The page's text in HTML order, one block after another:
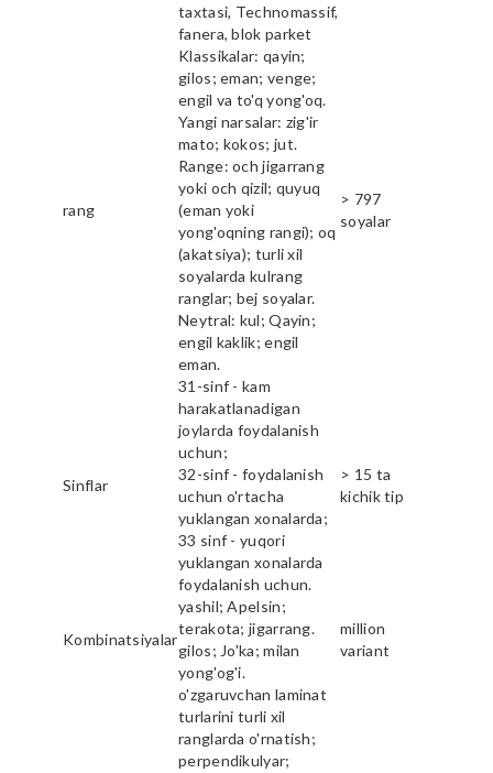
taxtasi, Technomassif,
fanera, blok parket
rang
Klassikalar: qayin;
gilos; eman; venge;
engil va to'q yong'oq.
Yangi narsalar: zig'ir
mato; kokos; jut.
Range: och jigarrang
yoki och qizil; quyuq
(eman yoki
yong'oqning rangi); oq
(akatsiya); turli xil
soyalarda kulrang
ranglar; bej soyalar.
Neytral: kul; Qayin;
engil kaklik; engil
eman.
> 797
soyalar
Sinflar
31-sinf - kam
harakatlanadigan
joylarda foydalanish
uchun;
32-sinf - foydalanish
uchun o'rtacha
yuklangan xonalarda;
33 sinf - yuqori
yuklangan xonalarda
foydalanish uchun.
> 15 ta
kichik tip
Kombinatsiyalar
yashil; Apelsin;
terakota; jigarrang.
gilos; Jo'ka; milan
yong'og'i.
million
variant
o'zgaruvchan laminat
turlarini turli xil
ranglarda o'rnatish;
perpendikulyar;